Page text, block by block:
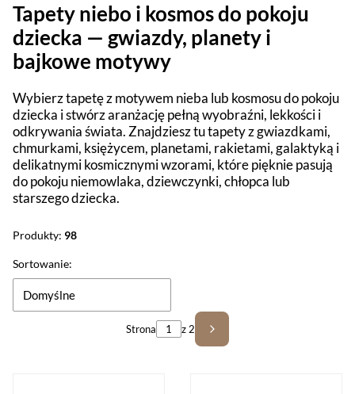
Tapety niebo i kosmos do pokoju
dziecka — gwiazdy, planety i
bajkowe motywy
Wybierz tapetę z motywem nieba lub kosmosu do pokoju
dziecka i stwórz aranżację pełną wyobraźni, lekkości i
odkrywania świata. Znajdziesz tu tapety z gwiazdkami,
chmurkami, księżycem, planetami, rakietami, galaktyką i
delikatnymi kosmicznymi wzorami, które pięknie pasują
do pokoju niemowlaka, dziewczynki, chłopca lub
starszego dziecka.
Produkty: 98
Lista produktów
Sortowanie:
Domyślne
Strona z 2 Następne produkty